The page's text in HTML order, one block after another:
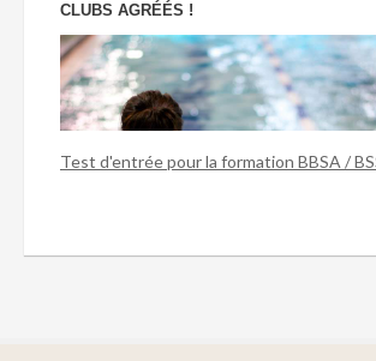
CLUBS AGRÉÉS !
Test d'entrée pour la formation BBSA /